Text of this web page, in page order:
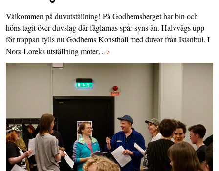
Välkommen på duvutställning! På Godhemsberget har bin och
höns tagit över duvslag där fåglarnas spår syns än. Halvvägs upp
för trappan fylls nu Godhems Konsthall med duvor från Istanbul. I
Nora Loreks utställning möter…>